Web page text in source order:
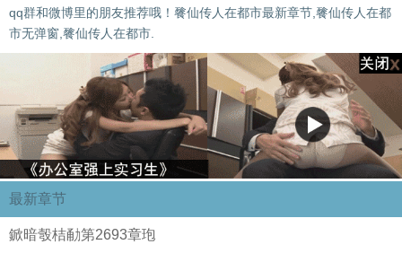
qq群和微博里的朋友推荐哦！餮仙传人在都市最新章节,餮仙传人在都
市无弹窗,餮仙传人在都市.
最新章节
鍁暗彀桔勈第2693章玸